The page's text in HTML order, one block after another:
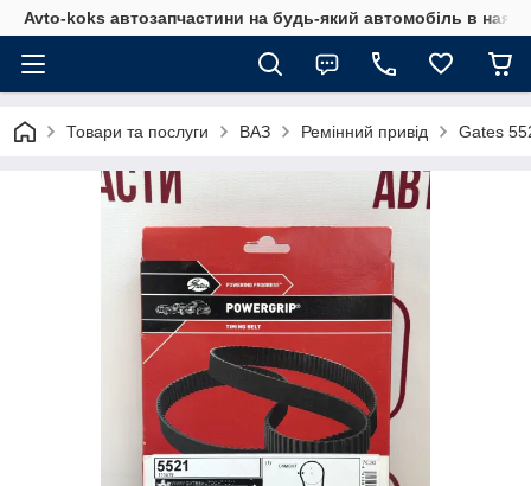
Avto-koks автозапчастини на будь-який автомобіль в
Товари та послуги ВАЗ Ремінний привід Gates